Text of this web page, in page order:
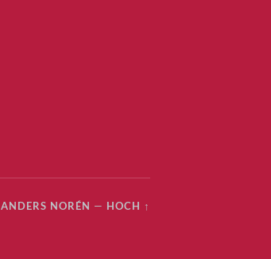
ANDERS NORÉN — HOCH ↑